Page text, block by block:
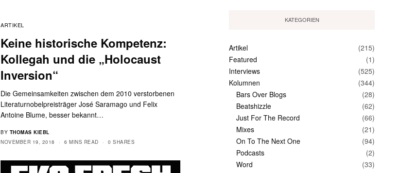
ARTIKEL
Keine historische Kompetenz:
Kollegah und die „Holocaust
Inversion“
Die Gemeinsamkeiten zwischen dem 2010 verstorbenen
Literaturnobelpreisträger José Saramago und Felix
Antoine Blume, besser bekannt…
BY THOMAS KIEBL
NOVEMBER 19, 2018
6 MINS READ 0 SHARES
KATEGORIEN
Artikel
(215)
Featured
(1)
Interviews
(525)
Kolumnen
(344)
Bars Over Blogs
(28)
Beatshizzle
(62)
Just For The Record
(66)
Mixes
(21)
On To The Next One
(94)
Podcasts
(2)
Word
(33)